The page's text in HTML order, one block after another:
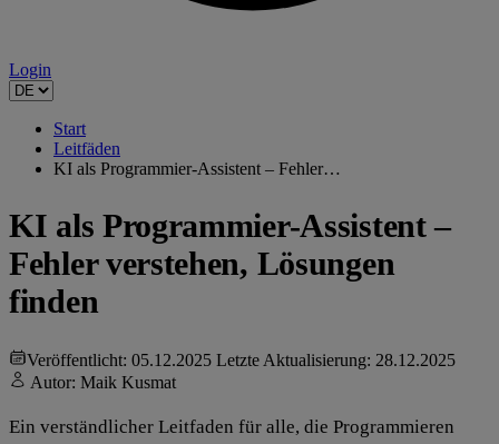
Login
Start
Leitfäden
KI als Programmier-Assistent – Fehler…
KI als Programmier-Assistent –
Fehler verstehen, Lösungen
finden
Veröffentlicht: 05.12.2025 Letzte Aktualisierung: 28.12.2025
Autor: Maik Kusmat
Ein verständlicher Leitfaden für alle, die Programmieren